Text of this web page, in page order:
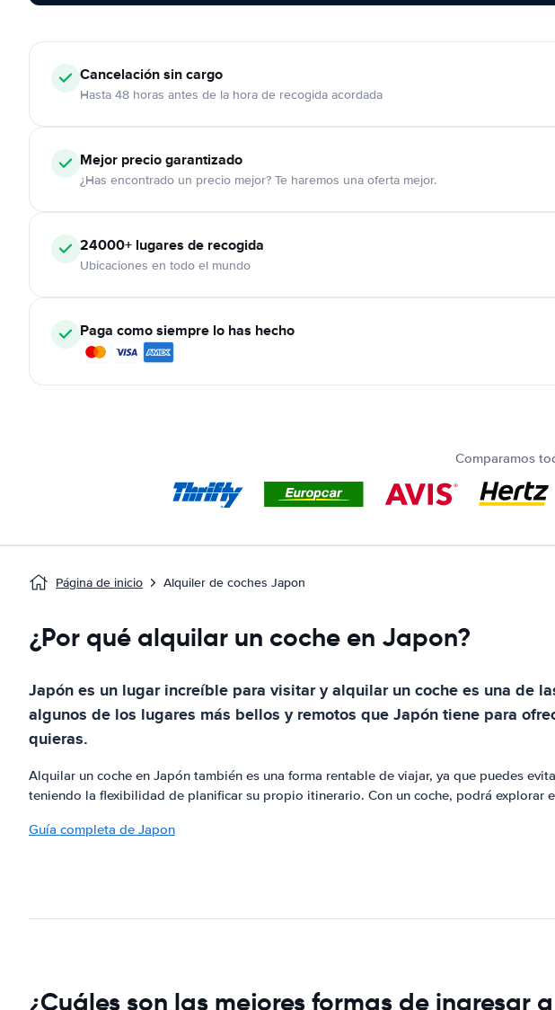
Cancelaciónsin cargo
Hasta 48 horas antes de la hora de recogida acordada
Mejor precio garantizado
¿Has encontrado un precio mejor? Te haremos una oferta mejor.
24000+ lugares de recogida
Ubicaciones en todo el mundo
Paga como siempre lo has hecho
Comparamos
Página de inicio Alquiler de coches Japon
¿Por qué alquilar un coche en Japon?
Japón es un lugar increíble para visitar y alquilar un coche es una de
algunos de los lugares más bellos y remotos que Japón tiene para
quieras.
Alquilar un coche en Japón también es una forma rentable de viajar, ya que puedes
teniendo la flexibilidad de planificar su propio itinerario. Con un coche, podrá
Guía completa de Japon
¿Cuáles son las mejores formas de ingresar